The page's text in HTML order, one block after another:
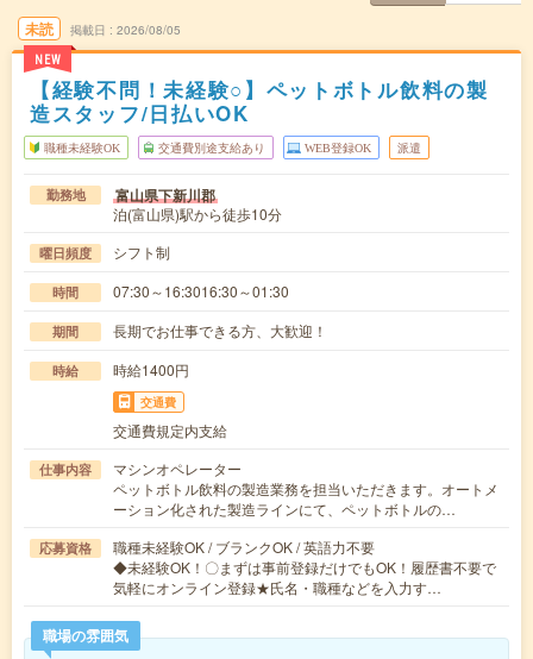
未読
NEW
掲載日 2026/08/05
【経験不問！未経験○】ペットボトル飲料の製
造スタッフ/日払いOK
職種未経験OK 交通費別途支給あり WEB登録OK 派遣
勤務地 富山県下新川郡
泊(富山県)駅から徒歩10分
曜日頻度 シフト制
時間 07:30～16:3016:30～01:30
期間 長期でお仕事できる方、大歓迎！
時給 時給1400円
交通費
交通費規定内支給
仕事内容
マシンオペレーター
ペットボトル飲料の製造業務を担当いただきます。オートメ
ーション化された製造ラインにて、ペットボトルの…
応募資格
職種未経験OK / ブランクOK / 英語力不要
◆未経験OK！〇まずは事前登録だけでもOK！履歴書不要で
気軽にオンライン登録★氏名・職種などを入力す…
職場の雰囲気